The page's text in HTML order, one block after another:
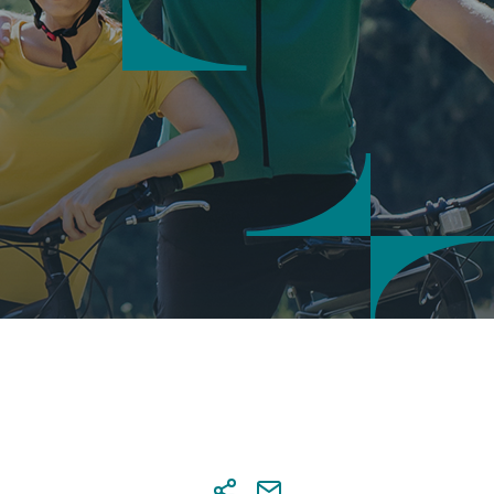
συναλλαγών
κωδικών Digital Banking
προσωπικών
μέσω Digital Banking
συναλλαγών Digital Banking
διαχείριση ρυθμίσεων καρτών
παράγοντας
συναλλαγών (3FA)